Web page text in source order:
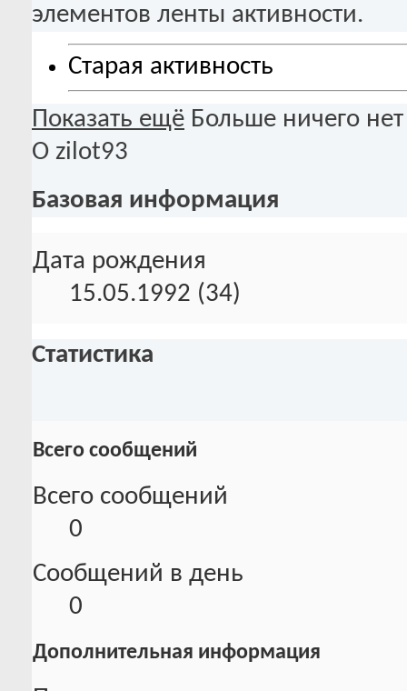
элементов ленты активности.
Старая активность
Показать ещё Больше ничего нет
О zilot93
Базовая информация
Дата рождения
15.05.1992 (34)
Статистика
Всего сообщений
Всего сообщений
0
Сообщений в день
0
Дополнительная информация